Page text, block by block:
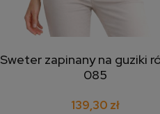
dodaj do koszyka
Sweter zapinany na guziki
085
139,30 zł